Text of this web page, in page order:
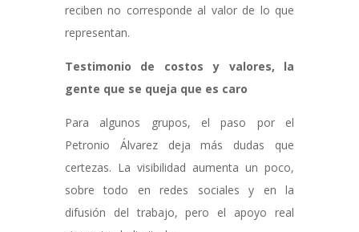
reciben no corresponde al valor de lo que
representan.
Testimonio de costos y valores, la
gente que se queja que es caro
Para algunos grupos, el paso por el
Petronio Álvarez deja más dudas que
certezas. La visibilidad aumenta un poco,
sobre todo en redes sociales y en la
difusión del trabajo, pero el apoyo real